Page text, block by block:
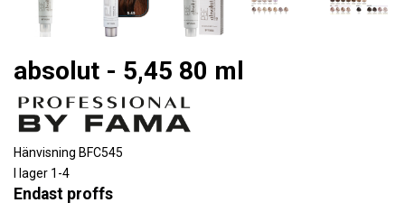
absolut - 5,45 80 ml
Hänvisning BFC545
I lager 1-4
Endast proffs